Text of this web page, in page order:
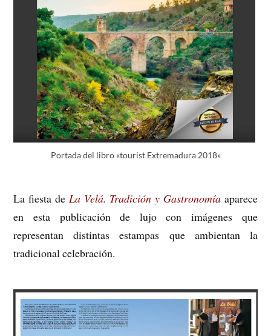
Portada del libro «tourist Extremadura 2018»
La fiesta deLa Velá. Tradición y Gastronomíaaparece
en esta publicación de lujo con imágenes que
representan distintas estampas que ambientan la
tradicional celebración.